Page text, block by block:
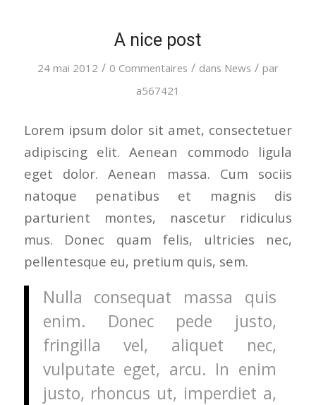
A nice post
24 mai 2012 / 0 Commentaires / dans News / par
a567421
Lorem ipsum dolor sit amet, consectetuer
adipiscing elit. Aenean commodo ligula
eget dolor. Aenean massa. Cum sociis
natoque penatibus et magnis dis
parturient montes, nascetur ridiculus
mus. Donec quam felis, ultricies nec,
pellentesque eu, pretium quis, sem.
Nulla consequat massa quis
enim. Donec pede justo,
fringilla vel, aliquet nec,
vulputate eget, arcu. In enim
justo, rhoncus ut, imperdiet a,